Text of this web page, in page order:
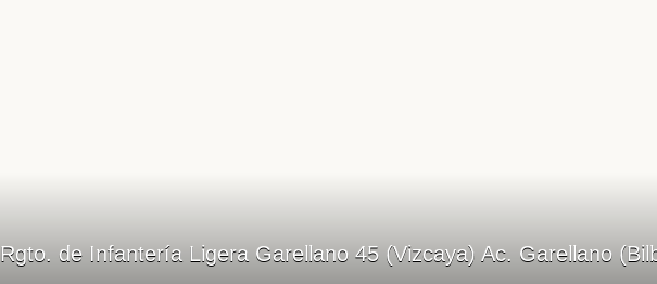
Rgto. de Infantería Ligera Garellano 45 (Vizcaya) Ac. Garellano